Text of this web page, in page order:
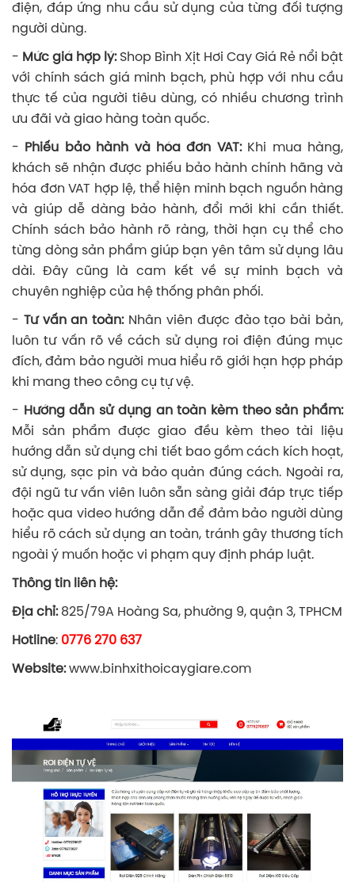
điện, đáp ứng nhu cầu sử dụng của từng đối tượng
người dùng.
- Mức giá hợp lý: Shop Bình Xịt Hơi Cay Giá Rẻ nổi bật
với chính sách giá minh bạch, phù hợp với nhu cầu
thực tế của người tiêu dùng, có nhiều chương trình
ưu đãi và giao hàng toàn quốc.
- Phiếu bảo hành và hóa đơn VAT:Khi mua hàng,
khách sẽ nhận được phiếu bảo hành chính hãng và
hóa đơn VAT hợp lệ, thể hiện minh bạch nguồn hàng
và giúp dễ dàng bảo hành, đổi mới khi cần thiết.
Chính sách bảo hành rõ ràng, thời hạn cụ thể cho
từng dòng sản phẩm giúp bạn yên tâm sử dụng lâu
dài. Đây cũng là cam kết về sự minh bạch và
chuyên nghiệp của hệ thống phân phối.
- Tư vấn an toàn:Nhân viên được đào tạo bài bản,
luôn tư vấn rõ về cách sử dụng roi điện đúng mục
đích, đảm bảo người mua hiểu rõ giới hạn hợp pháp
khi mang theo công cụ tự vệ.
- Hướng dẫn sử dụng an toàn kèm theo sản phẩm:
Mỗi sản phẩm được giao đều kèm theo tài liệu
hướng dẫn sử dụng chi tiết bao gồm cách kích hoạt,
sử dụng, sạc pin và bảo quản đúng cách. Ngoài ra,
đội ngũ tư vấn viên luôn sẵn sàng giải đáp trực tiếp
hoặc qua video hướng dẫn để đảm bảo người dùng
hiểu rõ cách sử dụng an toàn, tránh gây thương tích
ngoài ý muốn hoặc vi phạm quy định pháp luật.
Thông tin liên hệ:
Địa chỉ:825/79A Hoàng Sa, phường 9, quận 3, TPHCM
Hotline: 0776 270 637
Website:www.binhxithoicaygiare.com